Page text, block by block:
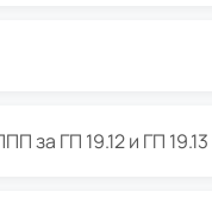
за ГП 19.12 и ГП